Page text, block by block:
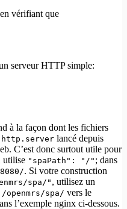
vérifiant que
serveur HTTP simple:
à la façon dont les fichiers
http.server lancé depuis
C’est donc surtout utile pour
utilise "spaPath": "/" ; dans
. Si votre construction
spa/" , utilisez un
/openmrs/spa/ vers le
l’exemple nginx ci-dessous.